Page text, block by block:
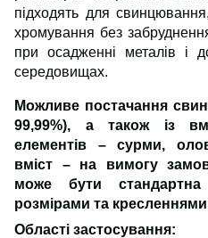
підходять для
хромування без
при осадженні металів і
середовищах.
Можливе постачання
99,99%), а також із
елементів – сурми,
вміст – на вимогу
може бути
розмірами та
Області застосування: